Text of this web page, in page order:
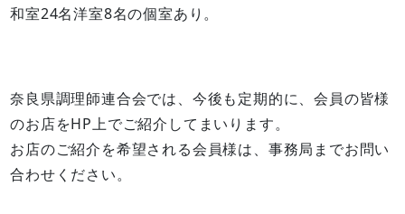
和室24名洋室8名の個室あり。
奈良県調理師連合会では、今後も定期的に、会員の皆様
のお店をHP上でご紹介してまいります。
お店のご紹介を希望される会員様は、事務局までお問い
合わせください。